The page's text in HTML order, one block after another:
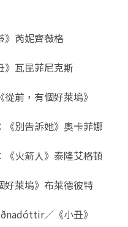
》芮妮齊薇格
》瓦昆菲尼克斯
前，有個好萊塢》
別告訴她》奧卡菲娜
火箭人》泰隆艾格頓
好萊塢》布萊德彼特
／《小丑》